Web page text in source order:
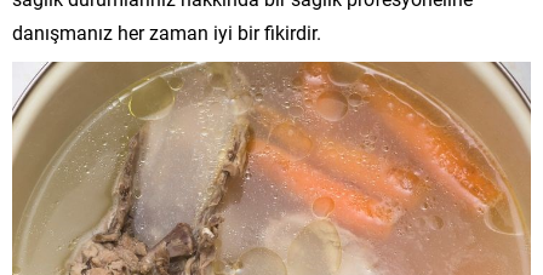
danışmanız her zaman iyi bir fikirdir.